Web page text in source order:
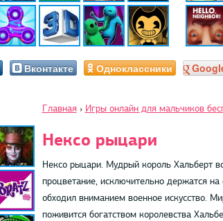
Вконтакте Одноклассники
Главная › Игры онлайн для мальчиков
Нексо рыцари
Нексо рыцари. Мудрый король Хальберт
процветание, исключительно держатся
обходил вниманием военное искусство.
поживится богатством королевства